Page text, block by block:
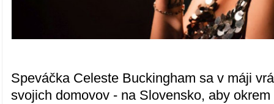
Speváčka Celeste Buckingham sa v máji
svojich domovov - na Slovensko, aby